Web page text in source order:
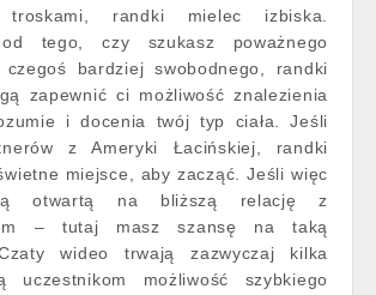
randki mielec izbiska.
od tego, czy szukasz poważnego
bardziej swobodnego, randki
zapewnić ci możliwość znalezienia
i docenia twój typ ciała. Jeśli
z Ameryki Łacińskiej, randki
miejsce, aby zacząć. Jeśli więc
otwartą na bliższą relację z
– tutaj masz szansę na taką
wideo trwają zazwyczaj kilka
możliwość szybkiego